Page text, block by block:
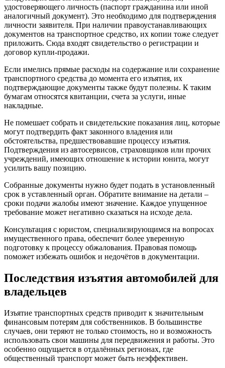
удостоверяющего личность (паспорт гражданина или иной
аналогичный документ). Это необходимо для подтверждения
личности заявителя. При наличии правоустанавливающих
документов на транспортное средство, их копии тоже следует
приложить. Сюда входят свидетельство о регистрации и
договор купли-продажи.
Если имелись прямые расходы на содержание или сохранение
транспортного средства до момента его изъятия, их
подтверждающие документы также будут полезны. К таким
бумагам относятся квитанции, счета за услуги, иные
накладные.
Не помешает собрать и свидетельские показания лиц, которые
могут подтвердить факт законного владения или
обстоятельства, предшествовавшие процессу изъятия.
Подтверждения из автосервисов, страховщиков или прочих
учреждений, имеющих отношение к истории юнита, могут
усилить вашу позицию.
Собранные документы нужно будет подать в установленный
срок в уставленный орган. Обратите внимание на детали –
сроки подачи жалобы имеют значение. Каждое упущенное
требование может негативно сказаться на исходе дела.
Консультация с юристом, специализирующимся на вопросах
имущественного права, обеспечит более уверенную
подготовку к процессу обжалования. Правовая помощь
поможет избежать ошибок и недочётов в документации.
Последствия изъятия автомобилей для
владельцев
Изъятие транспортных средств приводит к значительным
финансовым потерям для собственников. В большинстве
случаев, они теряют не только стоимость, но и возможность
использовать свои машины для передвижения и работы. Это
особенно ощущается в отдалённых регионах, где
общественный транспорт может быть неэффективен.